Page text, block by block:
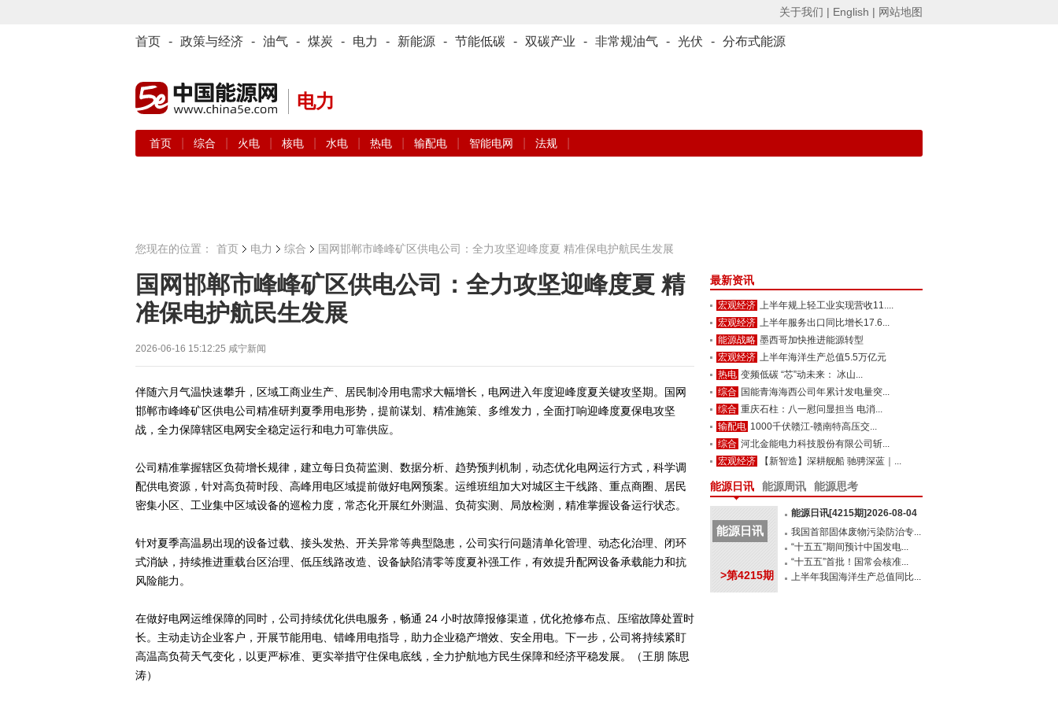
关于我们 | English | 网站地图
首页 - 政策与经济 - 油气 - 煤炭 - 电力 - 新能源 - 节能低碳 - 双碳产业 - 非常规油气 - 光伏 - 分布式能源
电力
首页 综合 火电 核电 水电 热电 输配电 智能电网 法规
您现在的位置： 首页 电力 综合 国网邯郸市峰峰矿区供电公司：全力攻坚迎峰度夏 精准保电护航民生发展
国网邯郸市峰峰矿区供电公司：全力攻坚迎峰度夏 精
准保电护航民生发展
2026-06-16 15:12:25 咸宁新闻
伴随六月气温快速攀升，区域工商业生产、居民制冷用电需求大幅增长，电网进入年度迎峰度夏关键攻坚期。国网
邯郸市峰峰矿区供电公司精准研判夏季用电形势，提前谋划、精准施策、多维发力，全面打响迎峰度夏保电攻坚
战，全力保障辖区电网安全稳定运行和电力可靠供应。
公司精准掌握辖区负荷增长规律，建立每日负荷监测、数据分析、趋势预判机制，动态优化电网运行方式，科学调
配供电资源，针对高负荷时段、高峰用电区域提前做好电网预案。运维班组加大对城区主干线路、重点商圈、居民
密集小区、工业集中区域设备的巡检力度，常态化开展红外测温、负荷实测、局放检测，精准掌握设备运行状态。
针对夏季高温易出现的设备过载、接头发热、开关异常等典型隐患，公司实行问题清单化管理、动态化治理、闭环
式消缺，持续推进重载台区治理、低压线路改造、设备缺陷清零等度夏补强工作，有效提升配网设备承载能力和抗
风险能力。
在做好电网运维保障的同时，公司持续优化供电服务，畅通 24 小时故障报修渠道，优化抢修布点、压缩故障处置时
长。主动走访企业客户，开展节能用电、错峰用电指导，助力企业稳产增效、安全用电。下一步，公司将持续紧盯
高温高负荷天气变化，以更严标准、更实举措守住保电底线，全力护航地方民生保障和经济平稳发展。（王朋 陈思
涛）
最新资讯
宏观经济 上半年规上轻工业实现营收11....
宏观经济 上半年服务出口同比增长17.6...
能源战略 墨西哥加快推进能源转型
宏观经济 上半年海洋生产总值5.5万亿元
热电 变频低碳 “芯”动未来： 冰山...
综合 国能青海海西公司年累计发电量突...
综合 重庆石柱：八一慰问显担当 电消...
输配电 1000千伏赣江-赣南特高压交...
综合 河北金能电力科技股份有限公司斩...
宏观经济
【新智造】深耕舰船 驰骋深蓝｜...
能源日讯 能源周讯 能源思考
能源日讯
>第4215期
能源日讯[4215期]2026-08-04
我国首部固体废物污染防治专...
“十五五”期间预计中国发电...
“十五五”首批！国常会核准...
上半年我国海洋生产总值同比...